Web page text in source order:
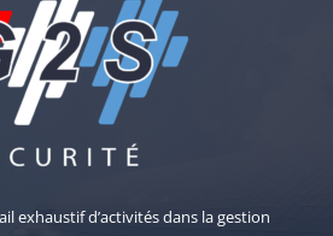
exhaustif d’activités dans la gestion